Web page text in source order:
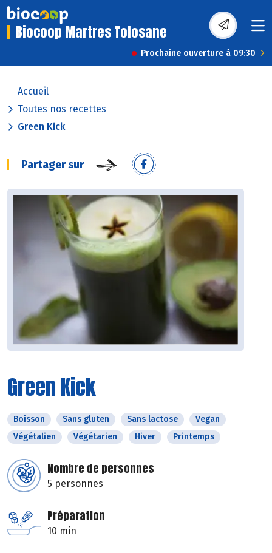
Biocoop Martres Tolosane
Prochaine ouverture à 09:30
Accueil
Toutes nos recettes
Green Kick
Partager sur
Green Kick
Boisson Sans gluten Sans lactose
Vegan
Végétalien
Végétarien Hiver Printemps
Nombre de personnes
5 personnes
Préparation
10 min